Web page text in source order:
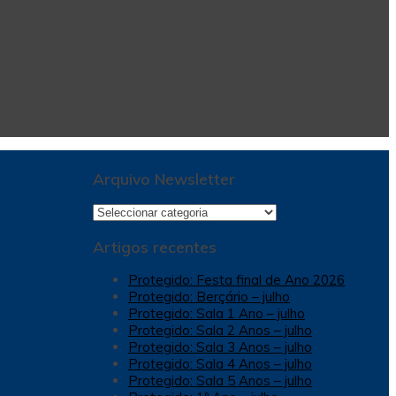
Arquivo Newsletter
Arquivo
Artigos recentes
Protegido: Festa final de Ano 2026
Protegido: Berçário – julho
Protegido: Sala 1 Ano – julho
Protegido: Sala 2 Anos – julho
Protegido: Sala 3 Anos – julho
Protegido: Sala 4 Anos – julho
Protegido: Sala 5 Anos – julho